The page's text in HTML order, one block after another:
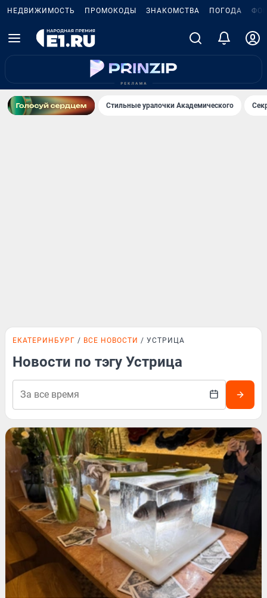
НЕДВИЖИМОСТЬ ПРОМОКОДЫ ЗНАКОМСТВА ПОГОДА
Стильные уралочки Академического
ЕКАТЕРИНБУРГ ВСЕ НОВОСТИ УСТРИЦА
Новости по тэгу Устрица